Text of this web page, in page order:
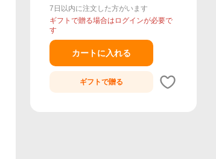
7日以内に注文した方がいます
ギフトで贈る場合はログインが必要で
す
カートに入れる
ギフトで贈る